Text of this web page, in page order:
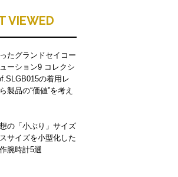
VIEWED
たグランドセイコー
ューション9 コレクシ
の着用レ
製品の“価値”を考え
の「小ぶり」サイズ
サイズを小型化した
腕時計5選